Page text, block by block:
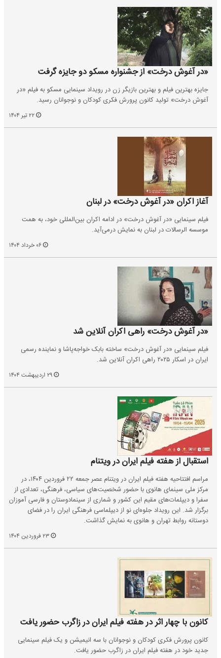
«در آغوش درخت» از جشنواره مسکو دو جایزه گرفت
جایزه بهترین فیلم و بهترین بازیگر زن در رویداد سینمایی مسکو به فیلم «در
آغوش درخت» تولید کانون پرورش فکری کودکان و نوجوانان رسید.
آغاز اکران «در آغوش درخت» در لبنان
فیلم سینمایی «در آغوش درخت» در ادامه اکران بین‌المللی خود، به همت
موسسه الرسالات در لبنان به نمایش درمی‌آید.
«در آغوش درخت» راهی اکران آنلاین شد
فیلم سینمایی «در آغوش درخت» ساخته بابک خواجه‌پاشا و نماینده رسمی
ایران در اسکار ۲۰۲۵ راهی اکران آنلاین شد.
استقبال از هفته فیلم ایران در ویتنام
مراسم افتتاحیه هفته فیلم ایران در ویتنام عصر جمعه ۲۲ فروردین ۱۴۰۴، در
مرکز ملی سینمای هانوی با حضور شخصیت‌های سیاسی، فرهنگی، تعدادی از
سفرا و دیپلمات‌های مقیم این کشور و شماری از سینمادوستان و فارسی آموزان
برگزار شد. این رویداد جلوه‌ای نو از دیپلماسی فرهنگی ایران را در فضای
دوستانه روابط تهران و هانوی به نمایش گذاشت.
کانون با چهار اثر در هفته فیلم ایران در زاگرب حضور یافت
کانون پرورش فکری کودکان و نوجوانان با سه انیمیشن و یک فیلم سینمایی
جدید خود در هفته فیلم ایران در زاگرب حضور یافت.